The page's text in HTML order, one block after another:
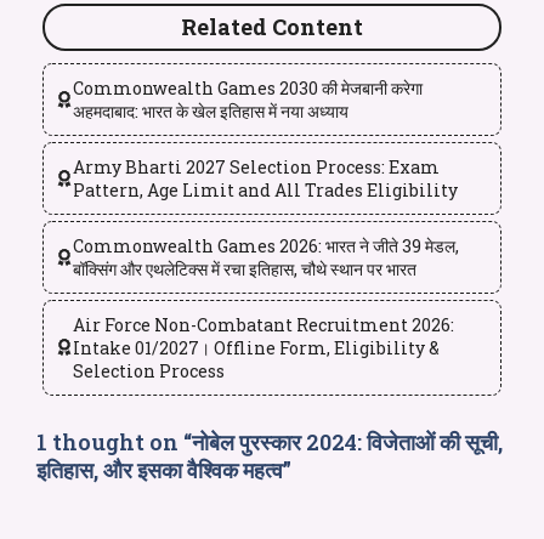
Related Content
Commonwealth Games 2030 की मेजबानी करेगा
अहमदाबाद: भारत के खेल इतिहास में नया अध्याय
Army Bharti 2027 Selection Process: Exam
Pattern, Age Limit and All Trades Eligibility
Commonwealth Games 2026: भारत ने जीते 39 मेडल,
बॉक्सिंग और एथलेटिक्स में रचा इतिहास, चौथे स्थान पर भारत
Air Force Non-Combatant Recruitment 2026:
Intake 01/2027। Offline Form, Eligibility &
Selection Process
1 thought on “नोबेल पुरस्कार 2024: विजेताओं की सूची,
इतिहास, और इसका वैश्विक महत्व”